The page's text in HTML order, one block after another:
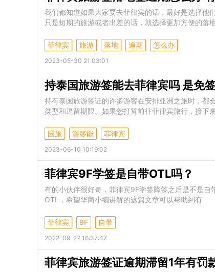
我们都知道如果大家要去菲律宾的话，最好是选择他
只是短期的旅游或者出差的话，就选择更加方便的落
菲律宾 旅游 落地 逾期 怎么办
2023-05-30 21:03:01
持泰国旅游签能去菲律宾吗 是免
持有泰国旅游签证的许多游客在安排亚洲之旅时，都
类型和逗留期限。如果您打算前往菲律宾旅行，接下
国旅 游签能 菲律宾
2023-06-10 10:19:02
菲律宾9F学签是自带OTL吗？
有的小伙伴很好奇，菲律宾9F学签降签之后是不是
OTL，希望华商小编讲解的这篇文章可以帮助到有
菲律宾 9F 自带
2022-09-27 16:37:47
菲律宾旅游签证逾期滞留1年有罚